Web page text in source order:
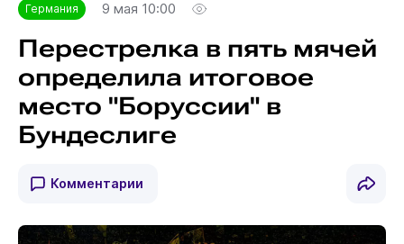
Германия 9 мая 10:00
Перестрелка в пять мячей
определила итоговое
место "Боруссии" в
Бундеслиге
Комментарии